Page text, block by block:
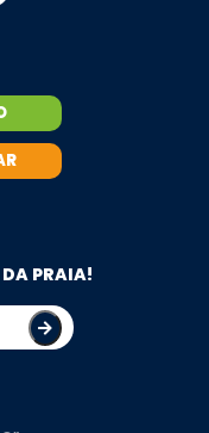
DA PRAIA!